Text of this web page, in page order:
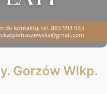
Gorzów Wlkp.